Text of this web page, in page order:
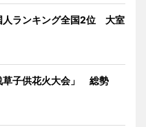
人ランキング全国2位 大室
草子供花火大会」 総勢